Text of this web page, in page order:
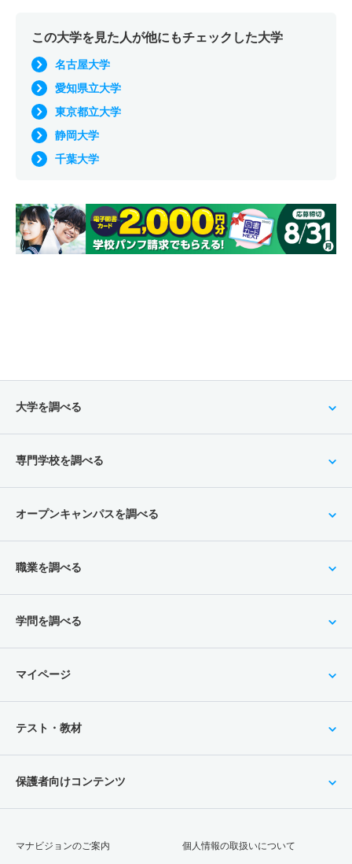
この大学を見た人が他にもチェックした大学
名古屋大学
愛知県立大学
東京都立大学
静岡大学
千葉大学
大学を調べる
専門学校を調べる
オープンキャンパスを調べる
職業を調べる
学問を調べる
マイページ
テスト・教材
保護者向けコンテンツ
マナビジョンのご案内 個人情報の取扱いについて